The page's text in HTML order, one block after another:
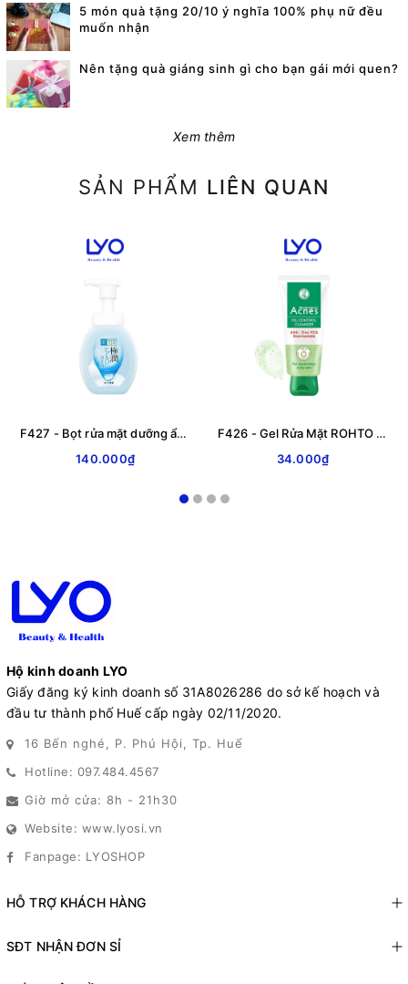
5 món quà tặng 20/10 ý nghĩa 100% phụ nữ đều
muốn nhận
Nên tặng quà giáng sinh gì cho bạn gái mới quen?
Xem thêm
SẢN PHẨM LIÊN QUAN
F427 - Bọt rửa mặt dưỡng ẩm ROHTO Hada Labo Gokujyun Moisturizing Foaming Wash 160 ml
140.000₫
F426 - Gel Rửa Mặt ROHTO Acnes Kiểm Soát Nhờn Oil Control Cleanser
34.000₫
Hộ kinh doanh LYO
Giấy đăng ký kinh doanh số 31A8026286 do sở kế hoạch và
đầu tư thành phố Huế cấp ngày 02/11/2020.
16 Bến nghé, P. Phú Hội, Tp. Huế
Hotline: 097.484.4567
Giờ mở cửa: 8h - 21h30
Website: www.lyosi.vn
Fanpage: LYOSHOP
HỖ TRỢ KHÁCH HÀNG
SĐT NHẬN ĐƠN SỈ